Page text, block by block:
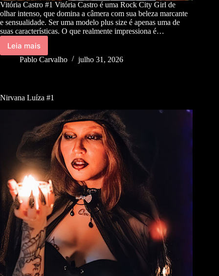
Vitória Castro #1 Vitória Castro é uma Rock City Girl de
olhar intenso, que domina a câmera com sua beleza marcante
e sensualidade. Ser uma modelo plus size é apenas uma de
suas características. O que realmente impressiona é…
Leia mais
Pablo Carvalho julho 31, 2026
Nirvana Luíza #1